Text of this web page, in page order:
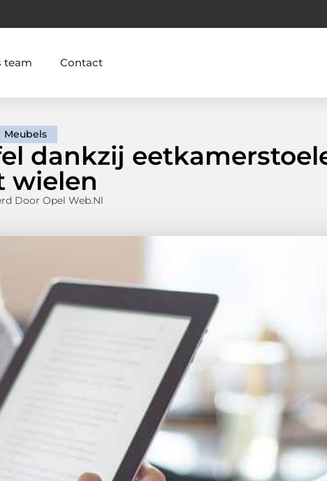
team Contact
Meubels
dankzij
wielen
Door Opel Web.nl